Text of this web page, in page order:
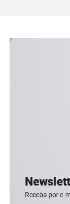
Receba por e-